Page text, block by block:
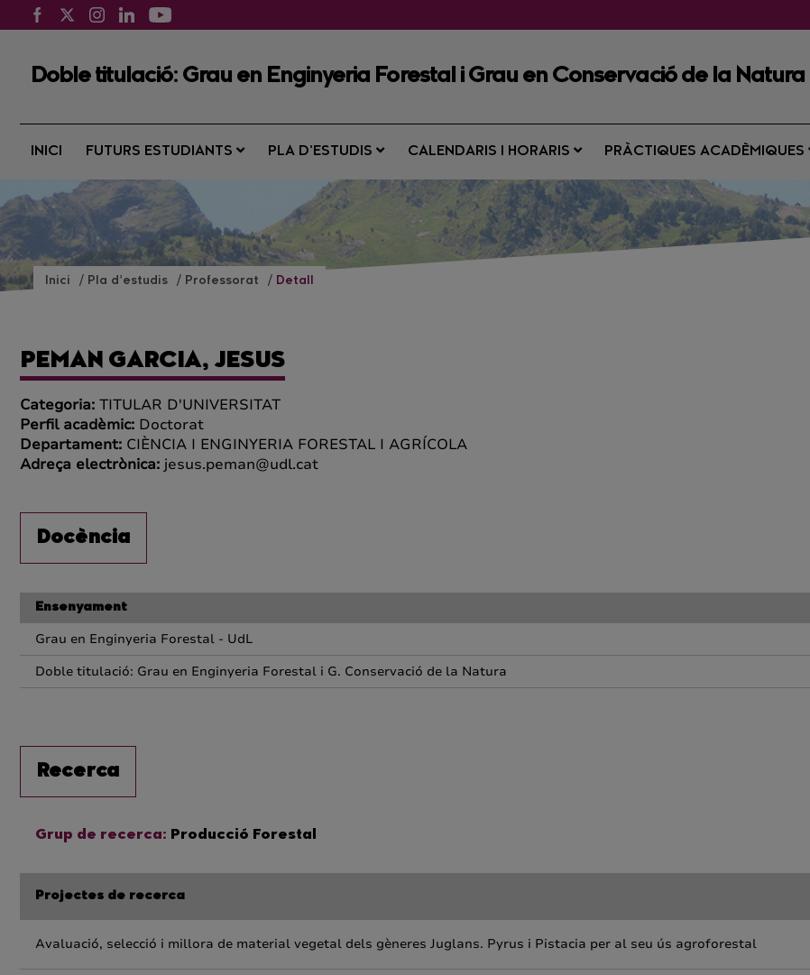
Doble titulació: Grau en Enginyeria Forestal i Grau en Conservació de la Natura
INICI FUTURS ESTUDIANTS PLA D’ESTUDIS CALENDARIS I HORARIS PRÀCTIQUES ACADÈMIQUES
Inici Pla d’estudis Professorat Detall
PEMAN GARCIA, JESUS
Categoria: TITULAR D'UNIVERSITAT
Perfil acadèmic: Doctorat
Departament: CIÈNCIA I ENGINYERIA FORESTAL I AGRÍCOLA
Adreça electrònica: jesus.peman@udl.cat
Docència
Ensenyament
Grau en Enginyeria Forestal - UdL
Doble titulació: Grau en Enginyeria Forestal i G. Conservació de la Natura
Recerca
Grup de recerca: Producció Forestal
Projectes de recerca
Avaluació, selecció i millora de material vegetal dels gèneres Juglans. Pyrus i Pistacia per al seu ús agroforestal